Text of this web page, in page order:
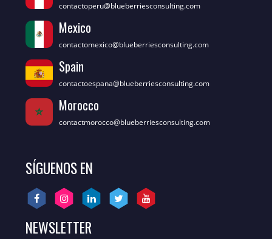
contactoperu@blueberriesconsulting.com
Mexico
contactomexico@blueberriesconsulting.com
Spain
contactoespana@blueberriesconsulting.com
Morocco
contactmorocco@blueberriesconsulting.com
SÍGUENOS EN
NEWSLETTER